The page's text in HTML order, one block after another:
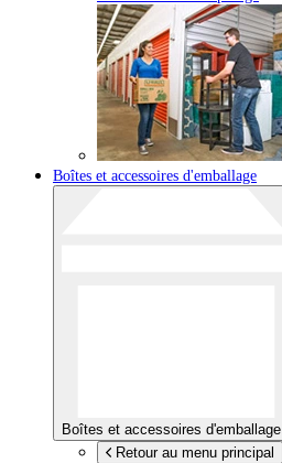
Boîtes et accessoires d'emballage
Boîtes et accessoires d'emballage
Retour au menu principal